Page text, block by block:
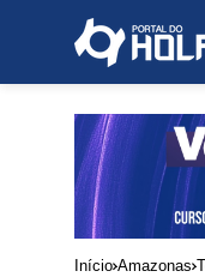
Início Amazonas